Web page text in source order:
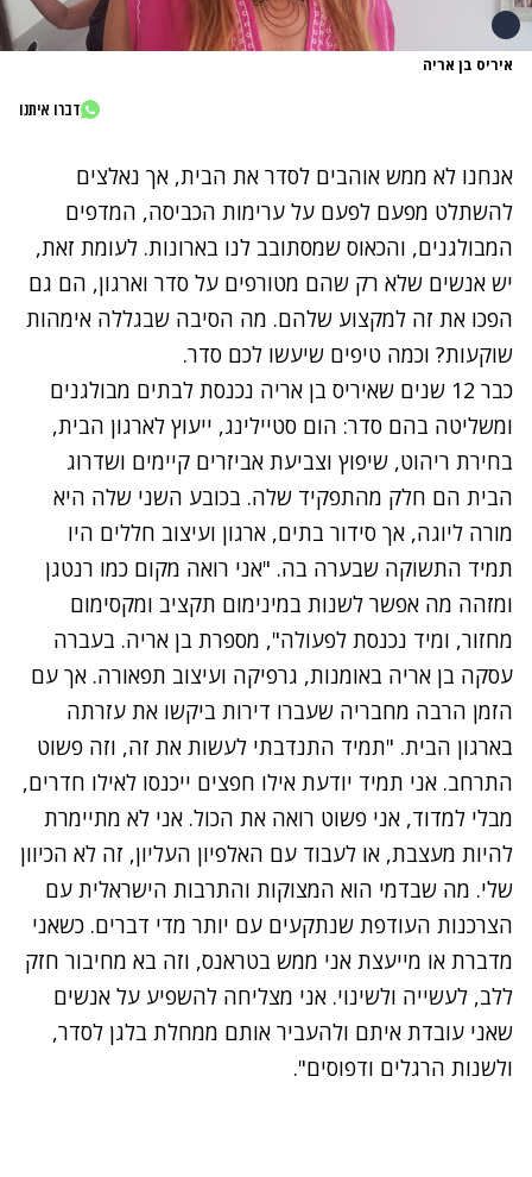
איריס בן אריה
דברו איתנו
אנחנו לא ממש אוהבים לסדר את הבית, אך נאלצים
להשתלט מפעם לפעם על ערימות הכביסה, המדפים
המבולגנים, והכאוס שמסתובב לנו בארונות. לעומת זאת,
יש אנשים שלא רק שהם מטורפים על סדר וארגון, הם גם
הפכו את זה למקצוע שלהם. מה הסיבה שבגללה אימהות
שוקעות? וכמה טיפים שיעשו לכם סדר.
כבר 12 שנים ש
איריס בן אריה נכנסת לבתים מבולגנים
ומשליטה בהם סדר: הום סטיילינג, ייעוץ לארגון הבית,
בחירת ריהוט, שיפוץ וצביעת אביזרים קיימים ושדרוג
הבית הם חלק מהתפקיד שלה. בכובע השני שלה היא
מורה ליוגה, אך סידור בתים, ארגון ועיצוב חללים היו
תמיד התשוקה שבערה בה. "אני רואה מקום כמו רנטגן
ומזהה מה אפשר לשנות במינימום תקציב ומקסימום
מחזור, ומיד נכנסת לפעולה", מספרת בן אריה. בעברה
עסקה בן אריה באומנות, גרפיקה ועיצוב תפאורה. אך עם
הזמן הרבה מחבריה שעברו דירות ביקשו את עזרתה
בארגון הבית. "תמיד התנדבתי לעשות את זה, וזה פשוט
התרחב. אני תמיד יודעת אילו חפצים ייכנסו לאילו חדרים,
מבלי למדוד, אני פשוט רואה את הכול. אני לא מתיימרת
להיות מעצבת, או לעבוד עם האלפיון העליון, זה לא הכיוון
שלי. מה שבדמי הוא המצוקות והתרבות הישראלית עם
הצרכנות העודפת שנתקעים עם יותר מדי דברים. כשאני
מדברת או מייעצת אני ממש בטראנס, וזה בא מחיבור חזק
ללב, לעשייה ולשינוי. אני מצליחה להשפיע על אנשים
שאני עובדת איתם ולהעביר אותם ממחלת בלגן לסדר,
ולשנות הרגלים ודפוסים".